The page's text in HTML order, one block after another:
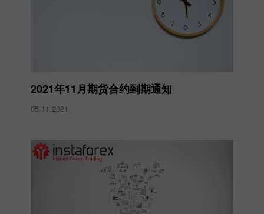
2021年11月期货合约到期通知
05.11.2021